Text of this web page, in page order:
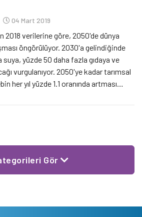
04 Mart 2019
2018 verilerine göre, 2050'de dünya
öngörülüyor. 2030'a gelindiğinde
yüzde 50 daha fazla gıdaya ve
vurgulanıyor. 2050'ye kadar tarımsal
her yıl yüzde 1.1 oranında artması
dünyada tarımsal üretim
Gör